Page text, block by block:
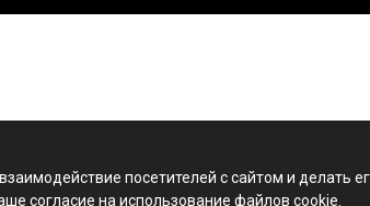
посетителей с сайтом и делать
согласие на использование файлов cookie.